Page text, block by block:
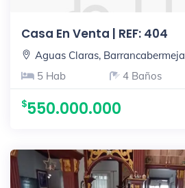
Casa En Venta | REF: 404
Aguas Claras, Barrancabermeja
5 Hab
4 Baños
550.000.000